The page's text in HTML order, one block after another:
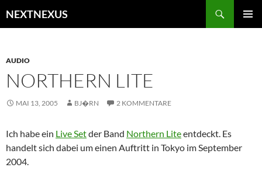
Inhalt
NEXTNEXUS
AUDIO
NORTHERN LITE
MAI 13, 2005 BJ�RN 2 KOMMENTARE
Ich habe ein Live Setder Band Northern Liteentdeckt. Es
handelt sich dabei um einen Auftritt in Tokyo im September
2004.